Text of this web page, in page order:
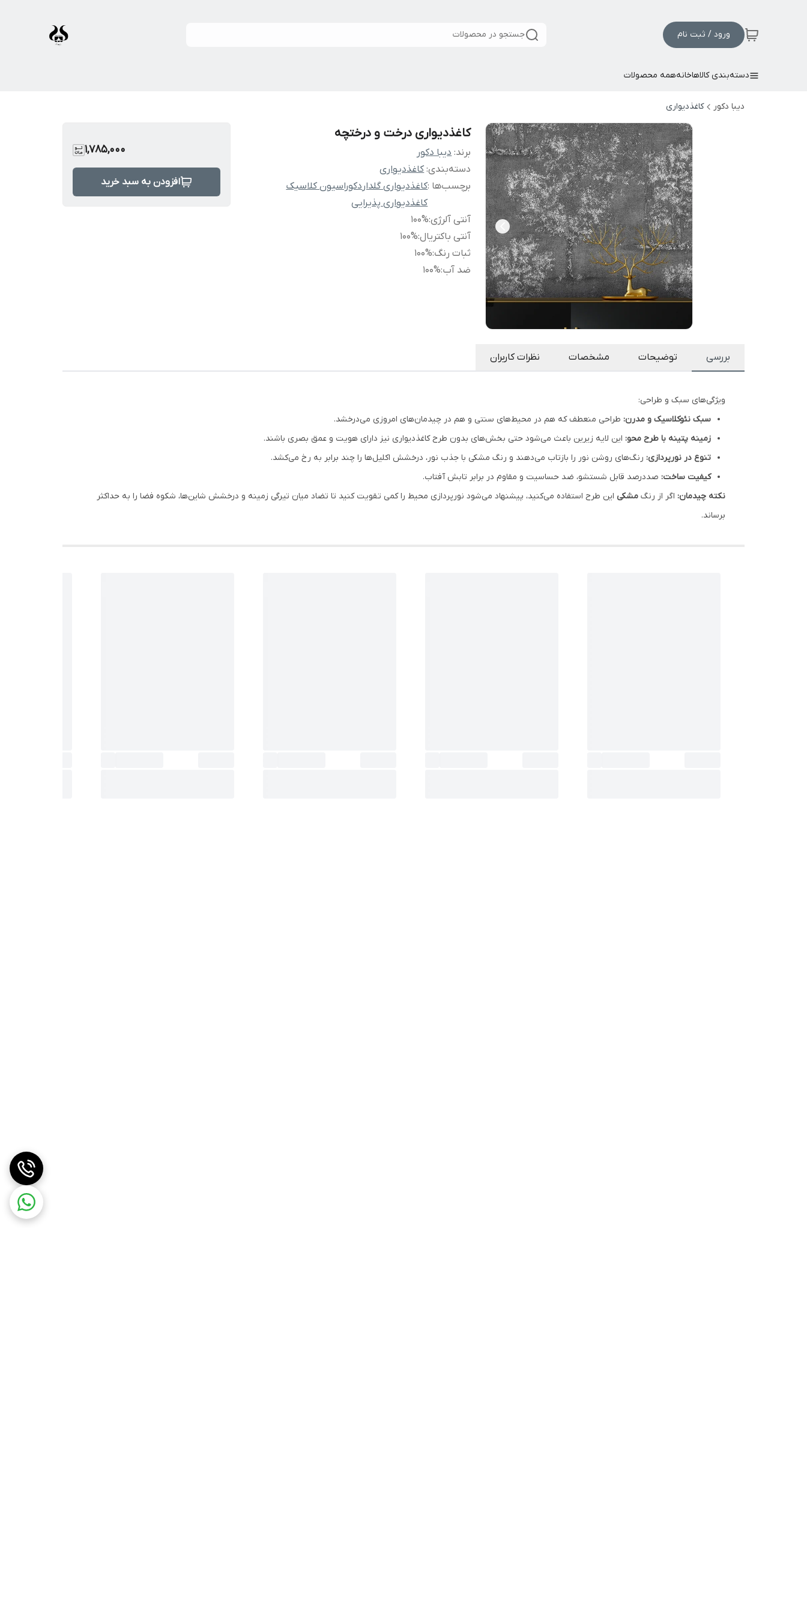
ورود / ثبت نام جستجو در محصولات
دسته‌بندی کالاهاخانههمه محصولات
دیبا دکور کاغذدیواری
کاغذدیواری درخت و درختچه
برند: دیبا دکور
دسته‌بندی:کاغذدیواری
برچسب‌ها :کاغذدیواری گلداردکوراسیون کلاسیک
کاغذدیواری پذیرایی
آنتی آلرژی:
100%
آنتی باکتریال:
100%
ثبات رنگ:
100%
ضد آب:
100%
1,785,000
افزودن به سبد خرید
بررسی توضیحات مشخصات نظرات کاربران
ویژگی‌های سبک و طراحی:
سبک نئوکلاسیک و مدرن: طراحی منعطف که هم در محیط‌های سنتی و هم در چیدمان‌های امروزی می‌درخشد.
زمینه پتینه با طرح محو: این لایه زیرین باعث می‌شود حتی بخش‌های بدون طرح کاغذدیواری نیز دارای هویت و عمق بصری باشند.
تنوع در نورپردازی: رنگ‌های روشن نور را بازتاب می‌دهند و رنگ مشکی با جذب نور، درخشش اکلیل‌ها را چند برابر به رخ می‌کشد.
کیفیت ساخت: صددرصد قابل شستشو، ضد حساسیت و مقاوم در برابر تابش آفتاب.
نکته چیدمان: اگر از رنگ مشکی این طرح استفاده می‌کنید، پیشنهاد می‌شود نورپردازی محیط را کمی تقویت کنید تا تضاد میان تیرگی زمینه و درخشش شاین‌ها، شکوه فضا را به حداکثر
برساند.